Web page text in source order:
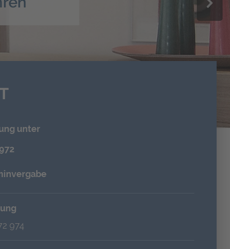
unter
974